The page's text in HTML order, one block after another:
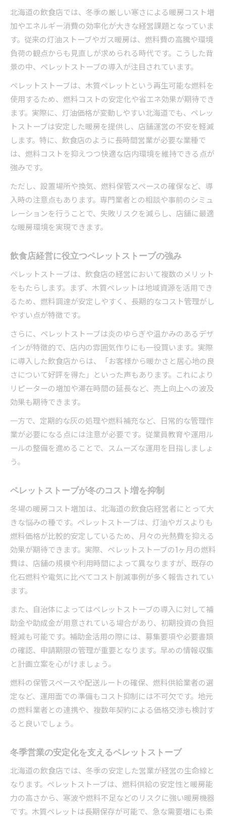
北海道の飲食店では、冬季の厳しい寒さによる暖房コスト増
加やエネルギー消費の効率化が大きな経営課題となっていま
す。従来の灯油ストーブやガス暖房は、燃料費の高騰や環境
負荷の観点からも見直しが求められる時代です。こうした背
景の中、ペレットストーブの導入が注目されています。
ペレットストーブは、木質ペレットという再生可能な燃料を
使用するため、燃料コストの安定化や省エネ効果が期待でき
ます。実際に、灯油価格が変動しやすい北海道でも、ペレッ
トストーブは安定した暖房を提供し、店舗運営の不安を軽減
します。特に、飲食店のように長時間営業が必要な業種で
は、燃料コストを抑えつつ快適な店内環境を維持できる点が
強みです。
ただし、設置場所や換気、燃料保管スペースの確保など、導
入時の注意点もあります。専門業者との相談や事前のシミュ
レーションを行うことで、失敗リスクを減らし、店舗に最適
な暖房環境を実現できます。
飲食店経営に役立つペレットストーブの強み
ペレットストーブは、飲食店の経営において複数のメリット
をもたらします。まず、木質ペレットは地域資源を活用でき
るため、燃料調達が安定しやすく、長期的なコスト管理がし
やすい点が特徴です。
さらに、ペレットストーブは炎のゆらぎや温かみのあるデザ
インが特徴的で、店内の雰囲気作りにも一役買います。実際
に導入した飲食店からは、「お客様から暖かさと居心地の良
さについて好評を得た」といった声もあります。これにより
リピーターの増加や滞在時間の延長など、売上向上への波及
効果も期待できます。
一方で、定期的な灰の処理や燃料補充など、日常的な管理作
業が必要になる点には注意が必要です。従業員教育や運用ル
ールの整備を進めることで、スムーズな運用を目指しましょ
う。
ペレットストーブが冬のコスト増を抑制
冬場の暖房コスト増加は、北海道の飲食店経営者にとって大
きな悩みの種です。ペレットストーブは、灯油やガスよりも
燃料価格が比較的安定しているため、月々の光熱費を抑える
効果が期待できます。実際、ペレットストーブの1ヶ月の燃料
費は、店舗の規模や利用時間によって異なりますが、既存の
化石燃料や電気に比べてコスト削減事例が多く報告されてい
ます。
また、自治体によってはペレットストーブの導入に対して補
助金や助成金が用意されている場合があり、初期投資の負担
軽減も可能です。補助金活用の際には、募集要項や必要書類
の確認、申請期限の管理が重要となります。早めの情報収集
と計画立案を心がけましょう。
燃料の保管スペースや配送ルートの確保、燃料供給業者の選
定など、運用面での準備もコスト抑制には不可欠です。地元
の燃料業者との連携や、複数年契約による価格交渉も検討す
ると良いでしょう。
冬季営業の安定化を支えるペレットストーブ
北海道の飲食店では、冬季の安定した営業が経営の生命線と
なります。ペレットストーブは、燃料供給の安定性と暖房能
力の高さから、寒波や燃料不足などのリスクに強い暖房機器
です。木質ペレットは長期保存が可能で、急な需要増にも柔